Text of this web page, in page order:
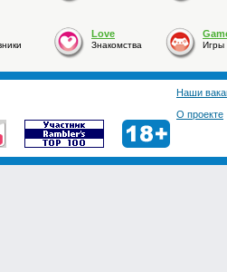
Love
Знакомства Игры
Наши
О проекте